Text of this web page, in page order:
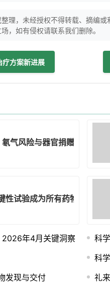
理，未经授权不得转载、摘编或
，如有侵权请联系我们删除。
疗方案新进展
气风险与器官捐赠的力量：
性试验成为所有药物审批的
2026年4月关键洞察
科
科
发现与交付
礼